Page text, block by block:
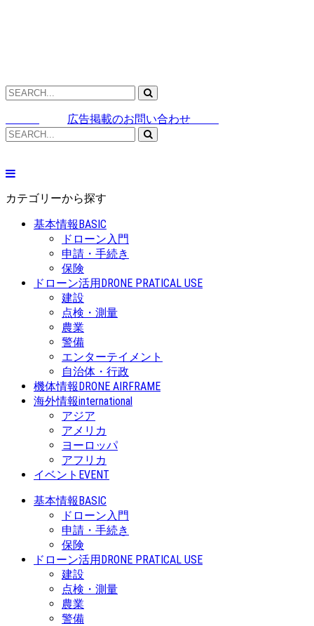
広告掲載のお問い合わせ
カテゴリーから探す
基本情報BASIC
ドローン入門
申請・手続き
保険
ドローン活用DRONE PRATICAL USE
建設
点検・測量
農業
警備
エンターテイメント
自治体・行政
機体情報DRONE AIRFRAME
海外情報international
アジア
アメリカ
ヨーロッパ
アフリカ
イベント EVENT
基本情報BASIC
ドローン入門
申請・手続き
保険
ドローン活用DRONE PRATICAL USE
建設
点検・測量
農業
警備